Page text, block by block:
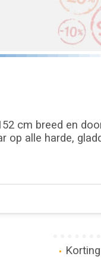
cm breed en
op alle harde,
Korting